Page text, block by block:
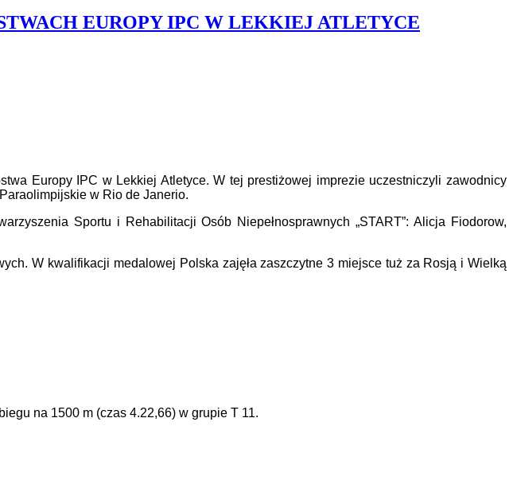
EUROPY IPC W LEKKIEJ ATLETYCE
Europy IPC w Lekkiej Atletyce. W tej prestiżowej imprezie uczestniczyli zawodnicy
w Rio de Janerio.
Sportu i Rehabilitacji Osób Niepełnosprawnych „START”: Alicja Fiodorow,
W kwalifikacji medalowej Polska zajęła zaszczytne 3 miejsce tuż za Rosją i Wielką
na 1500 m (czas 4.22,66) w grupie T 11.